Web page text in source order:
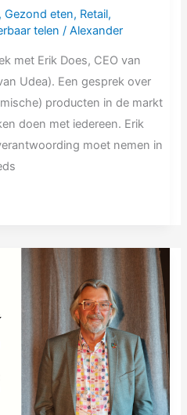
,Gezond eten, Retail,
telen /Alexander
met Erik Does, CEO van
Udea). Een gesprek over
producten in de markt
doen met iedereen. Erik
moet nemen in